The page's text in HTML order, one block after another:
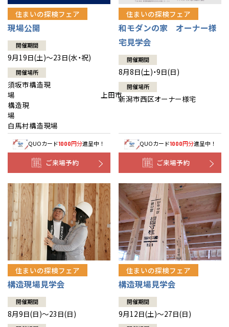
住まいの探検フェア
現場公開
開催期間
9月19日(土)～23日(水・祝)
開催場所
須坂市構造現
場 上田市
構造現
場
白馬村構造現場
QUOカード1000円分進呈中！
ご来場予約
住まいの探検フェア
和モダンの家 オーナー様
宅見学会
開催期間
8月8日(土)・9日(日)
開催場所
新潟市西区オーナー様宅
QUOカード1000円分進呈中！
ご来場予約
住まいの探検フェア
構造現場見学会
開催期間
8月9日(日)～23日(日)
住まいの探検フェア
構造現場見学会
開催期間
9月12日(土)～27日(日)